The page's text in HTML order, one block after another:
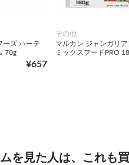
ーズ ハーテ
70g
¥657
その他
マルカン ジャンガリ
ミックスフードPRO
を見た人は、これも